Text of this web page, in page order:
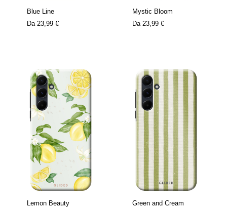
Blue Line
Da 23,99 €
Mystic Bloom
Da 23,99 €
Lemon Beauty
Green and Cream